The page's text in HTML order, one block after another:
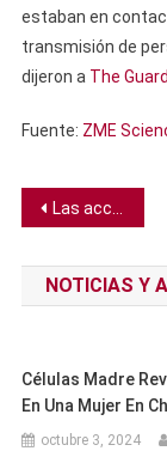
estaban en
transmisión de
dijeron a The
Fuente: ZME
de
entradas
Las acciones de BuzzFeed suben un 120% tras anunciar sus planes de adoptar OpenAI
NOTICIAS Y
Células Madre
En Una Mujer En
octubre 3, 2024